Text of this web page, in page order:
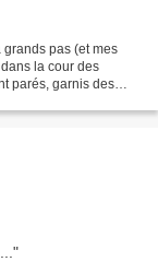
pas (et mes
la cour des
parés, garnis des